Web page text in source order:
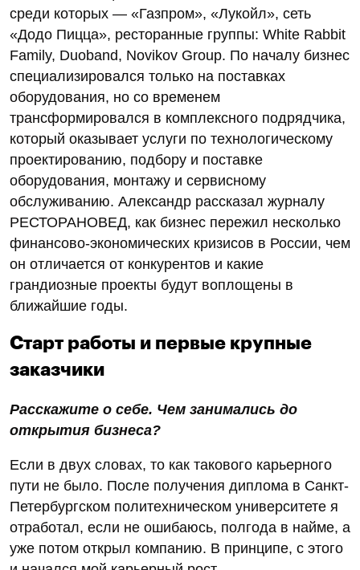
среди которых — «Газпром», «Лукойл», сеть
«Додо Пицца», ресторанные группы: White Rabbit
Family, Duoband, Novikov Group. По началу бизнес
специализировался только на поставках
оборудования, но со временем
трансформировался в комплексного подрядчика,
который оказывает услуги по технологическому
проектированию, подбору и поставке
оборудования, монтажу и сервисному
обслуживанию. Александр рассказал журналу
РЕСТОРАНОВЕД, как бизнес пережил несколько
финансово-экономических кризисов в России, чем
он отличается от конкурентов и какие
грандиозные проекты будут воплощены в
ближайшие годы.
Старт работы и первые крупные
заказчики
Расскажите о себе. Чем занимались до
открытия бизнеса?
Если в двух словах, то как такового карьерного
пути не было. После получения диплома в Санкт-
Петербургском политехническом университете я
отработал, если не ошибаюсь, полгода в найме, а
уже потом открыл компанию. В принципе, с этого